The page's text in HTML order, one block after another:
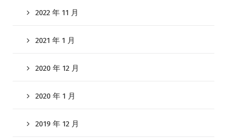
2022 年 11 月
2021 年 1 月
2020 年 12 月
2020 年 1 月
2019 年 12 月